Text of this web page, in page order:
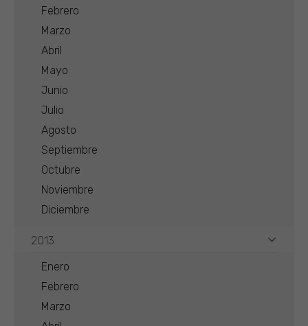
Febrero
Marzo
Abril
Mayo
Junio
Julio
Agosto
Septiembre
Octubre
Noviembre
Diciembre
2013
Enero
Febrero
Marzo